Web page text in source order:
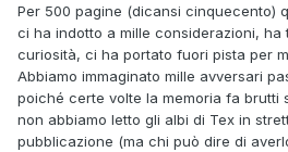
Per 500 pagine (dicansi cinquecento)
ci ha indotto a mille considerazioni,
curiosità, ci ha portato fuori pista per
Abbiamo immaginato mille avversari
poiché certe volte la memoria fa brutti
non abbiamo letto gli albi di Tex in
pubblicazione (ma chi può dire di